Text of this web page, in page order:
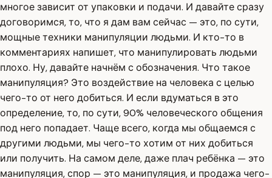
многое зависит от упаковки и подачи. И давайте сразу
договоримся, то, что я дам вам сейчас — это, по сути,
мощные техники манипуляции людьми. И кто-то в
комментариях напишет, что манипулировать людьми
плохо. Ну, давайте начнём с обозначения. Что такое
манипуляция? Это воздействие на человека с целью
чего-то от него добиться. И если вдуматься в это
определение, то, по сути, 90% человеческого общения
под него попадает. Чаще всего, когда мы общаемся с
другими людьми, мы чего-то хотим от них добиться
или получить. На самом деле, даже плач ребёнка — это
манипуляция, спор — это манипуляция, и продажа чего-